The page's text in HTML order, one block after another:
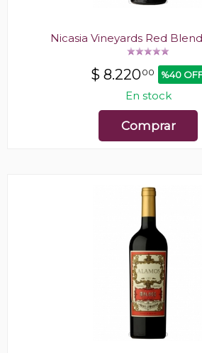
Nicasia Vineyards Red
$ 8.22000 %40
En stock
Comprar